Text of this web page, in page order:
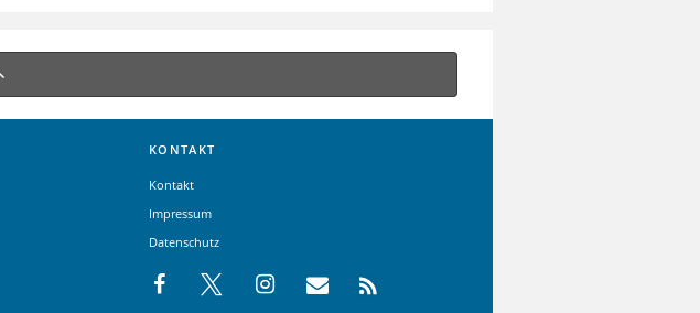
KONTAKT
Kontakt
Impressum
Datenschutz